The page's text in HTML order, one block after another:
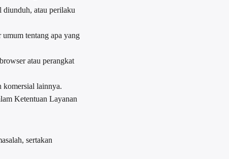
atau perilaku
tentang apa yang
atau perangkat
komersial lainnya.
Ketentuan Layanan
sertakan